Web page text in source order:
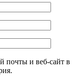
почты и веб-сайт в